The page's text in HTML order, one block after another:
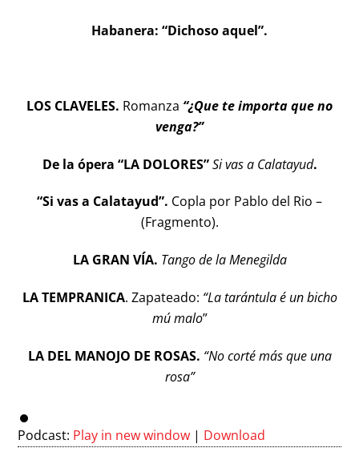
Habanera: “Dichoso aquel”.
LOS CLAVELES. Romanza “¿Que te importa que no
venga?”
De la ópera “LA DOLORES”Si vas a Calatayud.
“Si vas a Calatayud”. Copla por Pablo del Rio –
(Fragmento).
LA GRAN VÍA. Tango de la Menegilda
LA TEMPRANICA. Zapateado: “La tarántula é un bicho
mú malo”
LA DEL MANOJO DE ROSAS. “No corté más que una
rosa”
Podcast: Play in new window | Download